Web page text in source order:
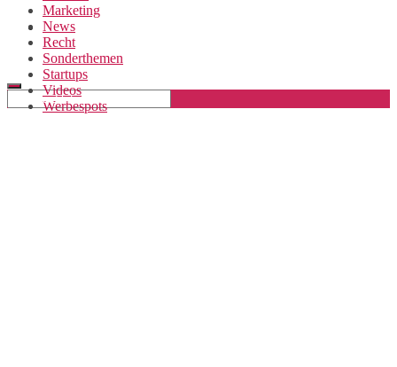
Geschäftskonto eröffnen
Marketing
News
Recht
Sonderthemen
Startups
Videos
Werbespots